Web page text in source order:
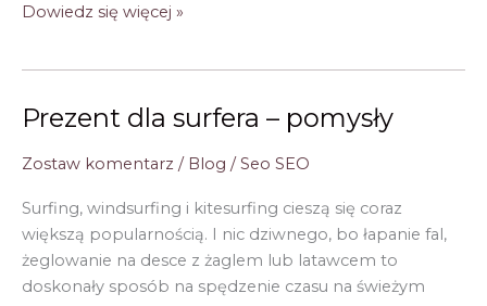
Ponczo
–
ochrona
słońcem
wiatrem
Dowiedz się więcej »
Prezent dla surfera – pomysły
Zostaw komentarz / Blog /Seo SEO
Surfing, windsurfing i kitesurfing cieszą się coraz
większą popularnością. I nic dziwnego, bo łapanie fal,
żeglowanie na desce z żaglem lub latawcem to
doskonały sposób na spędzenie czasu na świeżym